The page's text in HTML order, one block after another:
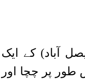
فیصل آباد) کے ایک
طور پر چچا اور